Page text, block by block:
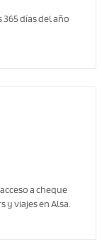
días del año
a cheque
y viajes en Alsa.